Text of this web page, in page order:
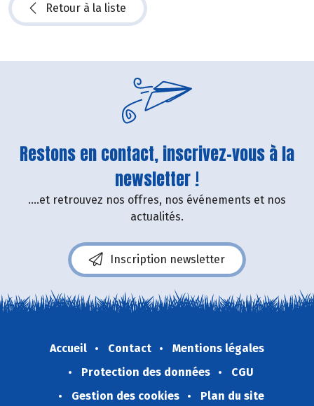
Retour à la liste
Restons en contact, inscrivez-vous à la
newsletter !
....et retrouvez nos offres, nos événements et nos
actualités.
Inscription newsletter
Accueil Contact
Mentions légales
Protection des données
CGU
Gestion des cookies
Plan du site